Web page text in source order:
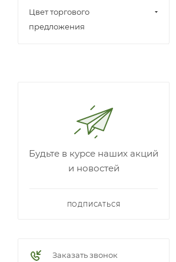
Цвет торгового
предложения
Будьте в курсе наших акций
и новостей
ПОДПИСАТЬСЯ
Заказать звонок